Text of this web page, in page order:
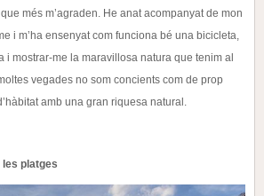
més m’agraden. He anatacompanyat de mon
i m’ha ensenyat com funciona bé una bicicleta,
i mostrar-me la maravillosa natura que tenim al
vegades no som concients com de prop
amb una gran riquesa natural.
les platges